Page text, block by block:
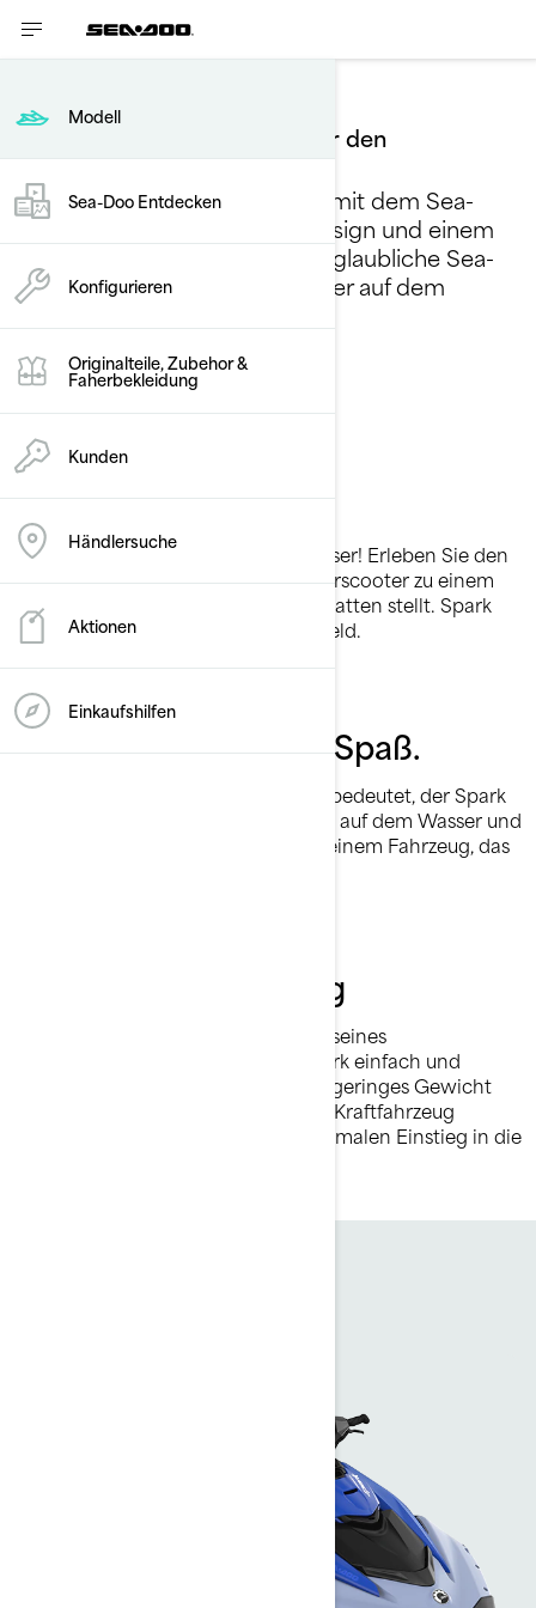
Modell
Sea-Doo Entdecken
Konfigurieren
Originalteile, Zubehor &
Faherbekleidung
Kunden
Händlersuche
Aktionen
Einkaufshilfen
Rec Lite
Setzen Sie neue Maßstäbe für den
Sommerspaß
Verschieben Sie die Grenzen mit dem Sea-
Doo Spark! Mit elegantem Design und einem
leichten Rumpf können Sie unglaubliche Sea-
Doo-Erlebnisse und -Abenteuer auf dem
Wasser genießen.
Günstiger Preis
Erschwinglicher Spaß auf dem Wasser! Erleben Sie den
leichtesten und sparsamsten Wasserscooter zu einem
Preis, der die Konkurrenz in den Schatten stellt. Spark
bringt viel Nervenkitzel für wenig Geld.
Haben Sie endlosen Spaß.
Was auch immer Abenteuer für Sie bedeutet, der Spark
liefert es Ihnen. Bleiben Sie draußen auf dem Wasser und
erleben Sie puren Nervenkitzel mit einem Fahrzeug, das
Mühelose Bedienung
Dank seiner kompakten Größe und seines
wartungsarmen Designs ist der Spark einfach und
bequem zu handhaben. Durch sein geringes Gewicht
lässt er sich leicht hinter fast jedem Kraftfahrzeug
herziehen und bietet somit den optimalen Einstieg in die